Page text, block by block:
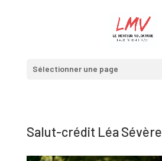
Sélectionner une page
Salut-crédit Léa Sévère